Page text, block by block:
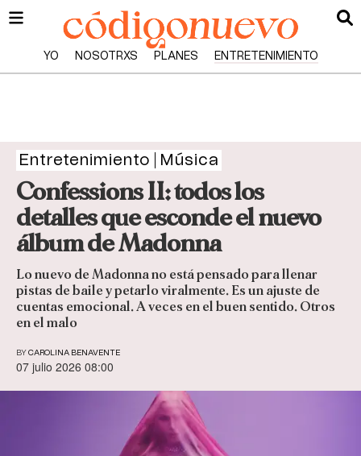
YO NOSOTRXS PLANES ENTRETENIMIENTO
Entretenimiento Música
Confessions II: todos los
detalles que esconde el nuevo
álbum de Madonna
Lo nuevo de Madonna no está pensado para llenar
pistas de baile y petarlo viralmente. Es un ajuste de
cuentas emocional. A veces en el buen sentido. Otros
en el malo
BY CAROLINA BENAVENTE
07 julio 2026 08:00